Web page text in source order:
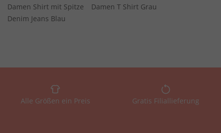
Damen Shirt mit Spitze
Damen T Shirt Grau
Denim Jeans Blau
Alle Größen ein Preis Gratis Filiallieferung